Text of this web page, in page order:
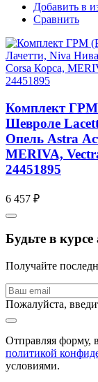
Добавить в
Сравнить
Комплект ГРМ
Шевроле
Опель Astra
MERIVA,
24451895
6 457 ₽
Будьте в
Получайте
Пожалуйста,
Отправляя форму,
политикой
условиями.